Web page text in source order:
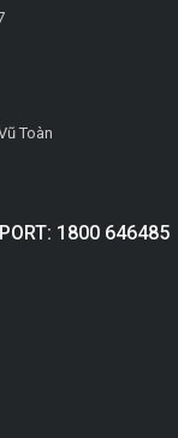
Toàn
1800 646485